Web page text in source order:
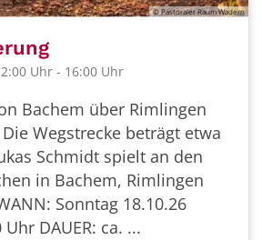
© Pastoraler Raum Wadern
Uhr - 16:00 Uhr
Bachem über Rimlingen
Wegstrecke beträgt etwa
Schmidt spielt an den
in Bachem, Rimlingen
Sonntag 18.10.26
Uhr DAUER: ca. ...